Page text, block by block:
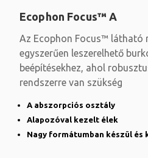
Ecophon Focus™ A
Az Ecophon Focus™ látható
egyszerűen leszerelhető
beépítésekhez, ahol
rendszerre van szükség
A abszorpciós osztály
Alapozóval kezelt élek
Nagy formátumban készül és